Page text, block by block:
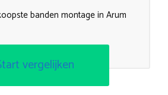
banden montage in Arum
vergelijken